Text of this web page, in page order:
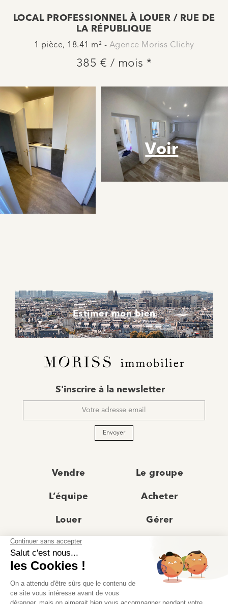
LOCAL PROFESSIONNEL À LOUER / RUE DE
LA RÉPUBLIQUE
1 pièce, 18.41 m² - Agence Moriss Clichy
385 € / mois *
Voir
Estimer mon bien
mail
S'inscrire à la newsletter
Envoyer
Vendre Le groupe
L’équipe Acheter
Louer Gérer
Actualités
Recrutement Avis clients
Prestige